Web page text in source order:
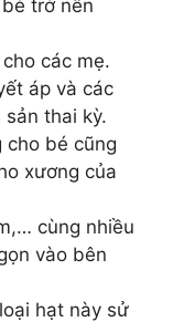
trở nên
các mẹ.
áp và các
thai kỳ.
cho bé cũng
xương của
cùng nhiều
vào bên
hạt này sử